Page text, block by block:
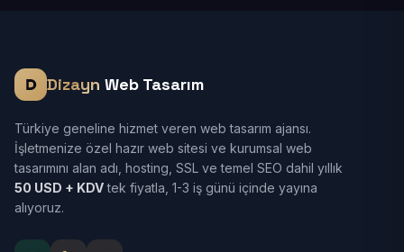
Dizayn Web Tasarım
Türkiye geneline hizmet veren web tasarım ajansı.
İşletmenize özel hazır web sitesi ve kurumsal web
tasarımını alan adı, hosting, SSL ve temel SEO dahil yıllık
50 USD + KDVtek fiyatla, 1-3 iş günü içinde yayına
alıyoruz.